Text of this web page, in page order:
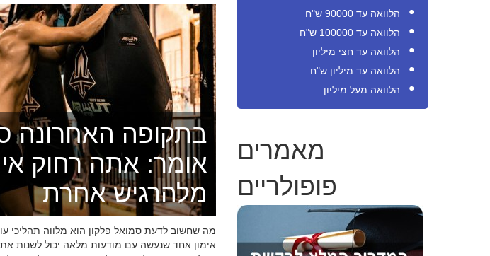
הלוואה עד 90000 ש"ח
הלוואה עד 100000 ש"ח
הלוואה עד חצי מיליון
הלוואה עד מיליון ש"ח
הלוואה מעל מיליון
מאמרים
פופולריים
בתקופה האחרונה
אומר: אתה רחוק
מלהרגיש אחרת
מה שחשוב לדעת סמואל פלקון הוא מלווה תהליכי
אימון אחד שנעשה עם מודעות מלאה יכול לשנות